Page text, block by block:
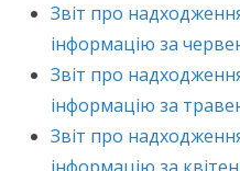
Звіт про
інформацію за
Звіт про
інформацію за
Звіт про